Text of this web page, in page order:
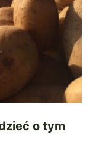
o tym